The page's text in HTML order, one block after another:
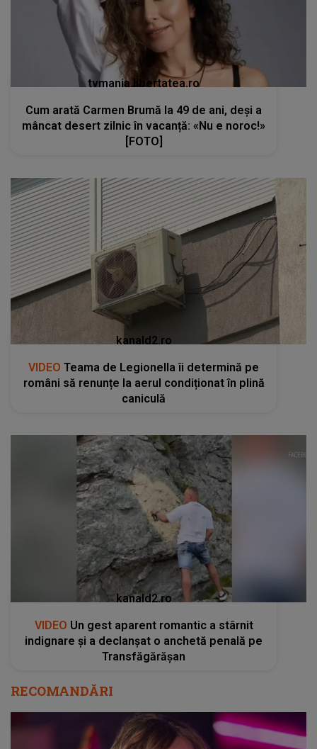
tvmania.libertatea.ro
Cum arată Carmen Brumă la 49 de ani, deși a
mâncat desert zilnic în vacanță: «Nu e noroc!»
[FOTO]
kanald2.ro
VIDEO Teama de Legionella îi determină pe
români să renunțe la aerul condiționat în plină
caniculă
kanald2.ro
VIDEO Un gest aparent romantic a stârnit
indignare și a declanșat o anchetă penală pe
Transfăgărășan
RECOMANDĂRI